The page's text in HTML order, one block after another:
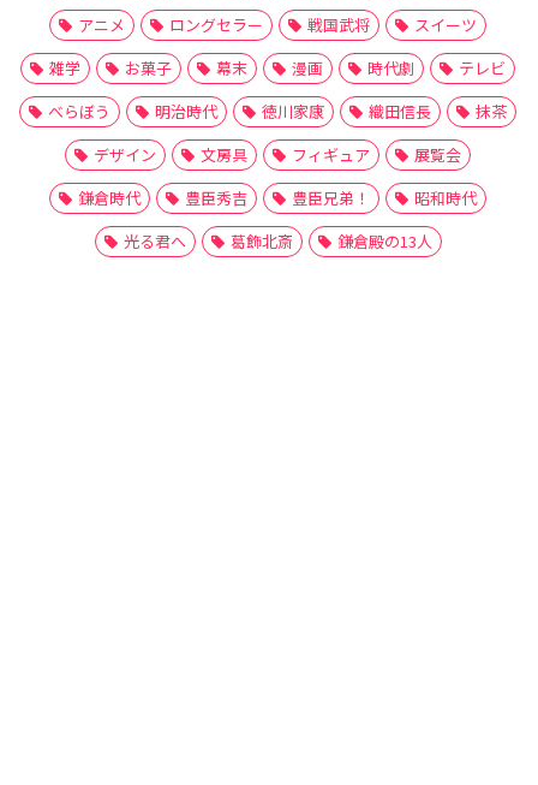
アニメ
ロングセラー 戦国武将
スイーツ
雑学
お菓子 幕末 漫画 時代劇
テレビ
べらぼう
明治時代 徳川家康 織田信長
抹茶
デザイン
文房具 フィギュア
展覧会
鎌倉時代
豊臣秀吉 豊臣兄弟！
昭和時代
光る君へ
葛飾北斎 鎌倉殿の13人